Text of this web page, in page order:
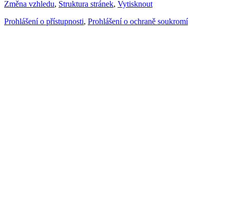
Změna vzhledu, Struktura stránek, Vytisknout
Prohlášení o přístupnosti, Prohlášení o ochraně soukromí